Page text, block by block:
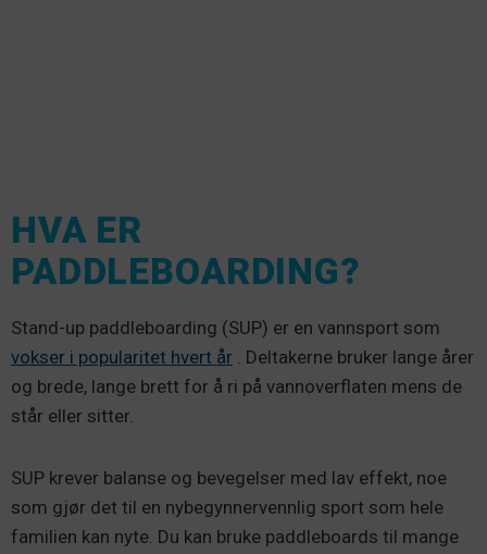
HVA ER
PADDLEBOARDING?
Stand-up paddleboarding (SUP) er en vannsport som
vokser i popularitet hvert år . Deltakerne bruker lange årer
og brede, lange brett for å ri på vannoverflaten mens de
står eller sitter.
SUP krever balanse og bevegelser med lav effekt, noe
som gjør det til en nybegynnervennlig sport som hele
familien kan nyte. Du kan bruke paddleboards til mange